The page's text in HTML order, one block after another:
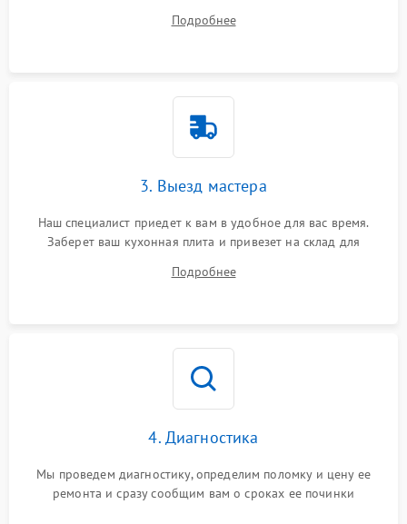
Подробнее
3. Выезд мастера
Наш специалист приедет к вам в удобное для вас время.
Заберет ваш кухонная плита и привезет на склад для
Подробнее
4. Диагностика
Мы проведем диагностику, определим поломку и цену ее
ремонта и сразу сообщим вам о сроках ее починки